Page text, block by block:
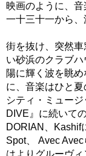
映画のように、音
一十三十一から、
街を抜け、突然
い砂浜のクラブ
陽に輝く波を眺
に、音楽はひと夏
シティ・ミュー
DIVE』に続いて
DORIAN、Kashif
Spot、 Avec
はよりグルーヴィ